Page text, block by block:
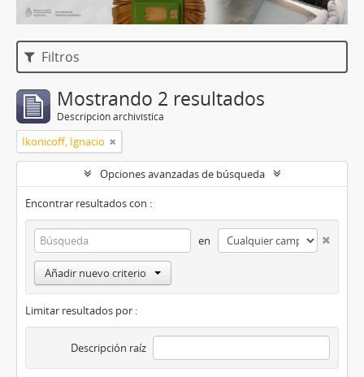
Filtros
Mostrando 2 resultados
Descripción archivística
Ikonicoff, Ignacio
Opciones avanzadas de búsqueda
Encontrar resultados con :
en
Añadir nuevo criterio
Limitar resultados por :
Descripción raíz